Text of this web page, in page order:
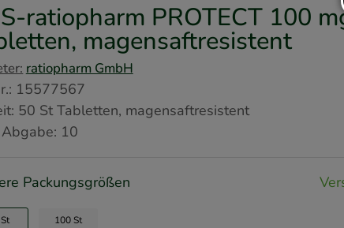
ratiopharm PROTECT 100
magensaftresistent
ratiopharm GmbH
: 15577567
50 StTabletten, magensaftresistent
10
Packungsgrößen
100 St